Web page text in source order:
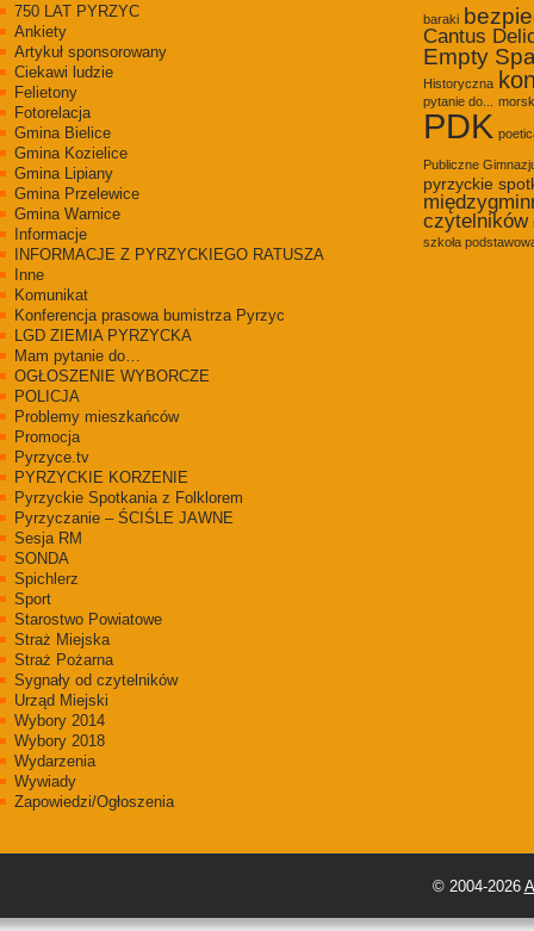
750 LAT PYRZYC
Ankiety
Artykuł sponsorowany
Ciekawi ludzie
Felietony
Fotorelacja
Gmina Bielice
Gmina Kozielice
Gmina Lipiany
Gmina Przelewice
Gmina Warnice
Informacje
INFORMACJE Z PYRZYCKIEGO RATUSZA
Inne
Komunikat
Konferencja prasowa bumistrza Pyrzyc
LGD ZIEMIA PYRZYCKA
Mam pytanie do…
OGŁOSZENIE WYBORCZE
POLICJA
Problemy mieszkańców
Promocja
Pyrzyce.tv
PYRZYCKIE KORZENIE
Pyrzyckie Spotkania z Folklorem
Pyrzyczanie – ŚCIŚLE JAWNE
Sesja RM
SONDA
Spichlerz
Sport
Starostwo Powiatowe
Straż Miejska
Straż Pożarna
Sygnały od czytelników
Urząd Miejski
Wybory 2014
Wybory 2018
Wydarzenia
Wywiady
Zapowiedzi/Ogłoszenia
baraki
Cantus
Empty
Historyczna
pytanie do...
PDK
Publiczne
pyrzyckie
czytelników
szkoła
© 2004-2026